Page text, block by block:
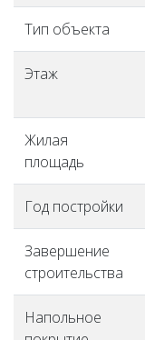
Тип объекта
Этаж
Жилая
площадь
Год постройки
Завершение
строительства
Напольное